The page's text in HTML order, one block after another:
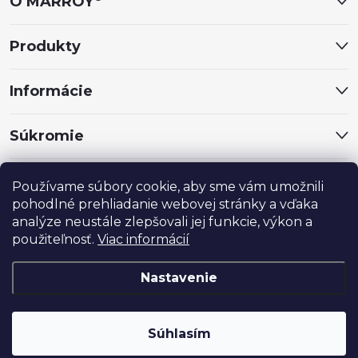
Používame súbory cookie, aby sme vám umožnili
pohodlné prehliadanie webovej stránky a vďaka
analýze neustále zlepšovali jej funkcie, výkon a
použiteľnosť. Viac informácií
Nastavenie
Súhlasím
e
Produkty
Informácie
Súkromie
Sociálne siete
Copyright 2024MARROY®. Všetky práva vyhradené.